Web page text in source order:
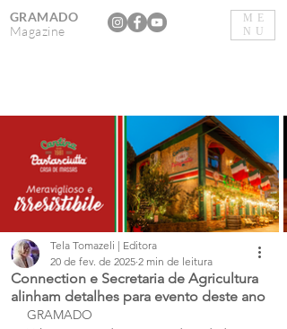
ME
NU
GRAMADO
Magazine
Connection e Secretaria de Agricultura
alinham detalhes para evento deste ano
Tela Tomazeli | Editora
20 de fev. de 2025 2 min de leitura
GRAMADO